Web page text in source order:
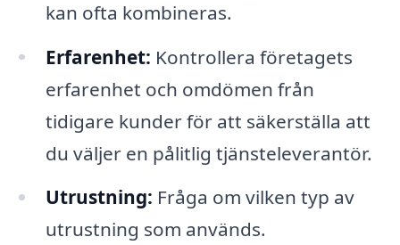
kan ofta kombineras.
Erfarenhet: Kontrollera företagets
erfarenhet och omdömen från
tidigare kunder för att säkerställa att
du väljer en pålitlig tjänsteleverantör.
Utrustning: Fråga om vilken typ av
utrustning som används.